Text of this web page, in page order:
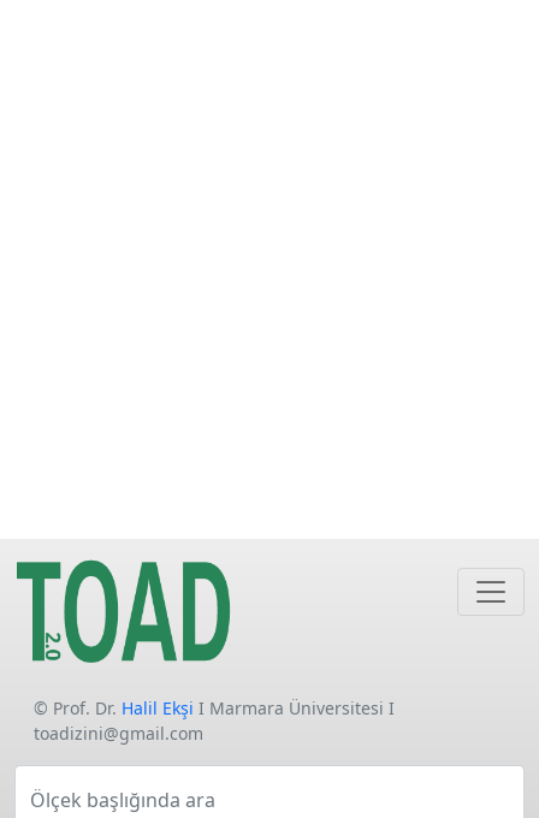
© Prof. Dr. Halil Ekşi I Marmara Üniversitesi I
toadizini@gmail.com
Ölçek başlığında ara